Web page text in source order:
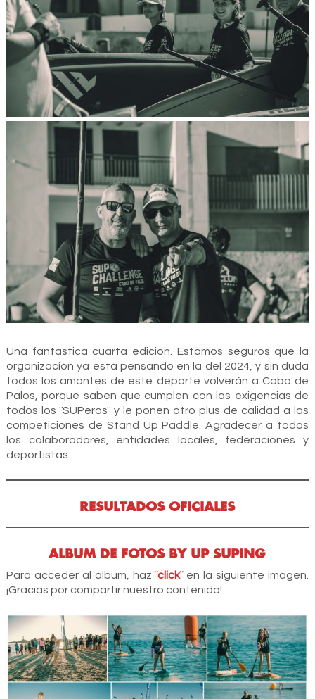
Una fantástica cuarta edición. Estamos seguros que la
organización ya está pensando en la del 2024, y sin duda
todos los amantes de este deporte volverán a Cabo de
Palos, porque saben que cumplen con las exigencias de
todos los ¨SUPeros¨ y le ponen otro plus de calidad a las
competiciones de Stand Up Paddle. Agradecer a todos
los colaboradores, entidades locales, federaciones y
deportistas.
RESULTADOS OFICIALES
ALBUM DE FOTOS BY UP SUPING
Para acceder al álbum, haz¨click¨ en la siguiente imagen.
¡Gracias por compartir nuestro contenido!